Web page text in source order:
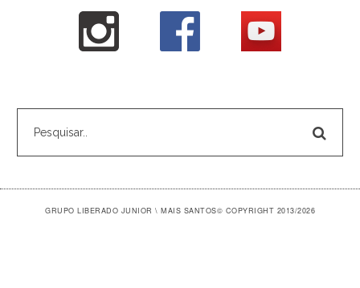
GRUPO LIBERADO JUNIOR \ MAIS SANTOS© COPYRIGHT 2013/2026